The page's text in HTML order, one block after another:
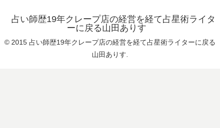
占い師歴19年クレープ店の経営を経て占星術ライタ
ーに戻る山田ありす
© 2015 占い師歴19年クレープ店の経営を経て占星術ライターに戻る
山田ありす.